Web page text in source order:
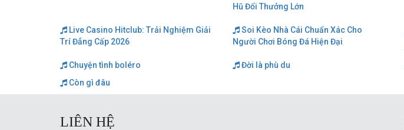
Hũ Đổi Thưởng Lớn
Live Casino Hitclub: Trải Nghiệm Giải
Trí Đẳng Cấp 2026
Soi Kèo Nhà Cái Chuẩn Xác Cho
Người Chơi Bóng Đá Hiện Đại
Chuyện tình boléro
Đời là phù du
Còn gì đâu
LIÊN HỆ